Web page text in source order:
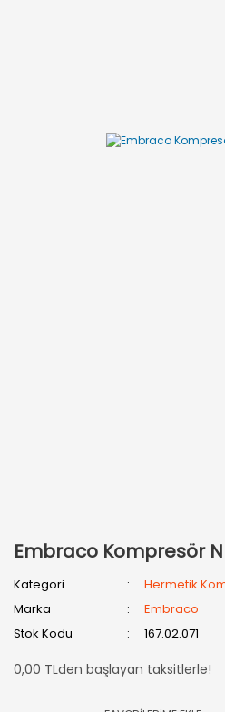
Embraco Kompresör
Kategori
Hermetik
Marka
Embraco
Stok Kodu
167.02.071
0,00 TLden başlayan taksitlerle!